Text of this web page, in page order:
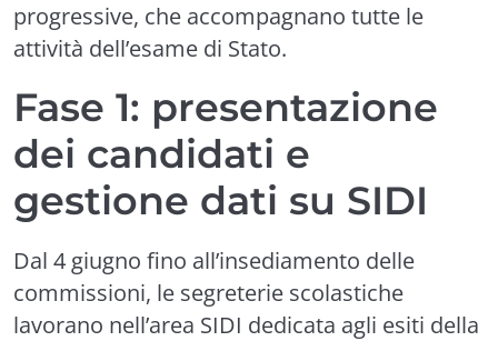
progressive, che accompagnano tutte le
attività dell’esame di Stato.
Fase 1: presentazione
dei candidati e
gestione dati su SIDI
Dal 4 giugno fino all’insediamento delle
commissioni, le segreterie scolastiche
lavorano nell’area SIDI dedicata agli esiti della